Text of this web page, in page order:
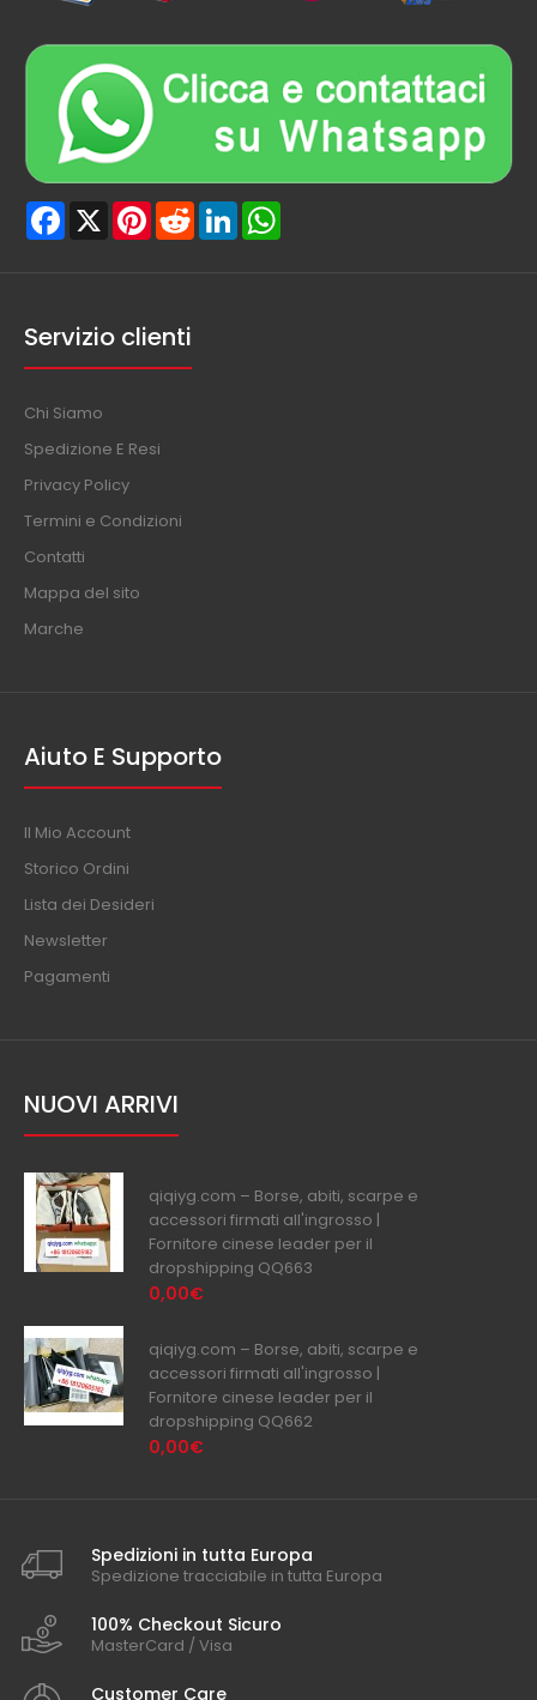
Facebook
X PinterestRedditLinkedIn
Servizio clienti
Chi Siamo
Spedizione E Resi
Privacy Policy
Termini e Condizioni
Contatti
Mappa del sito
Marche
Aiuto E Supporto
Il Mio Account
Storico Ordini
Lista dei Desideri
Newsletter
Pagamenti
NUOVI ARRIVI
qiqiyg.com – Borse, abiti, scarpe e
accessori firmati all'ingrosso |
Fornitore cinese leader per il
dropshipping QQ663
0,00€
qiqiyg.com – Borse, abiti, scarpe e
accessori firmati all'ingrosso |
Fornitore cinese leader per il
dropshipping QQ662
0,00€
Spedizioni in tutta Europa
Spedizione tracciabile in tutta Europa
100% Checkout Sicuro
MasterCard / Visa
Customer Care